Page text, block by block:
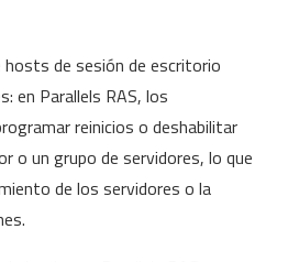
de sesión de escritorio
en Parallels RAS, los
reinicios o deshabilitar
o un grupo de servidores, lo que
de los servidores o la